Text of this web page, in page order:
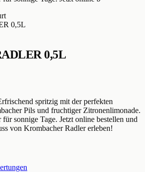
0,5L
spritzig mit der perfekten
Pils und fruchtiger Zitronenlimonade.
sonnige Tage. Jetzt online bestellen und
von Krombacher Radler erleben!